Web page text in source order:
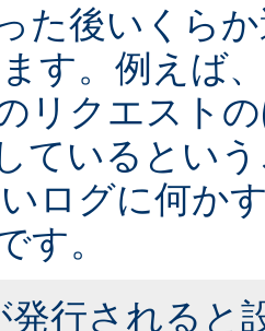
た後いくら
す。例えば
リクエスト
ているとい
ログに何か
す。
発行されると